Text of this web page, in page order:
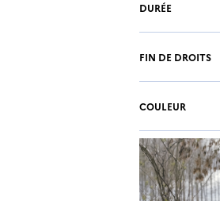
DURÉE
FIN DE DROITS
COULEUR